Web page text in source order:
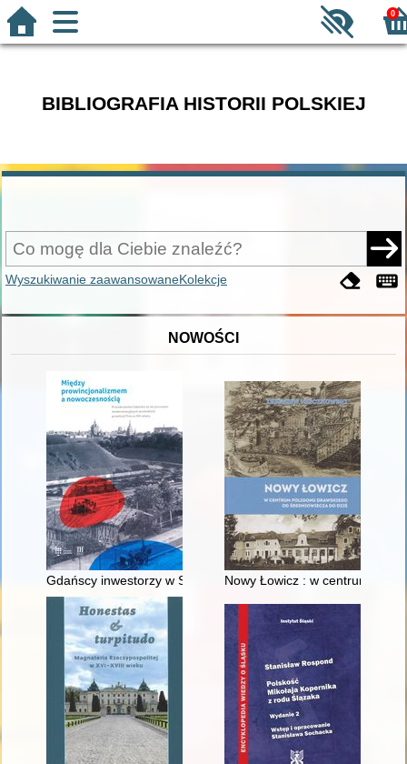
0
BIBLIOGRAFIA HISTORII POLSKIEJ
Wyszukiwanie zaawansowaneKolekcje
NOWOŚCI
Gdańscy inwestorzy w Sopocie : prestiż finansowy i
Nowy Łowicz : w centrum